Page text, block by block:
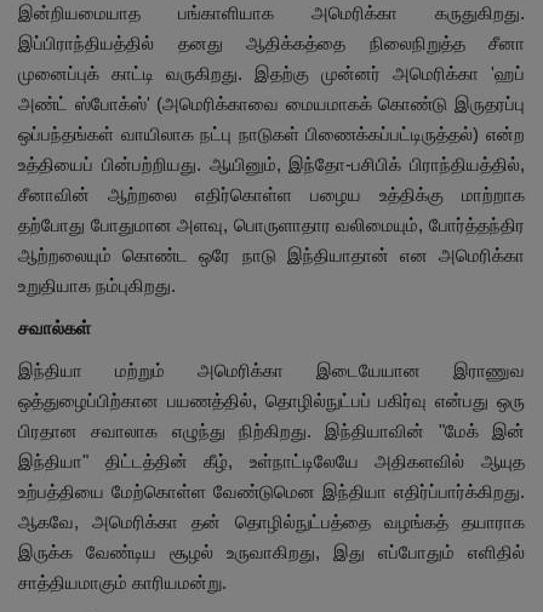
இன்றியமையாத பங்காளியாக அமெரிக்கா கருதுகிறது.
இப்பிராந்தியத்தில் தனது ஆதிக்கத்தை நிலைநிறுத்த சீனா
முனைப்புக் காட்டி வருகிறது. இதற்கு முன்னர் அமெரிக்கா 'ஹப்
அண்ட் ஸ்போக்ஸ்' (அமெரிக்காவை மையமாகக் கொண்டு இருதரப்பு
ஒப்பந்தங்கள் வாயிலாக நட்பு நாடுகள் பிணைக்கப்பட்டிருத்தல்) என்ற
உத்தியைப் பின்பற்றியது. ஆயினும், இந்தோ-பசிபிக் பிராந்தியத்தில்,
சீனாவின் ஆற்றலை எதிர்கொள்ள பழைய உத்திக்கு மாற்றாக
தற்போது போதுமான அளவு, பொருளாதார வலிமையும், போர்த்தந்திர
ஆற்றலையும் கொண்ட ஒரே நாடு இந்தியாதான் என அமெரிக்கா
உறுதியாக நம்புகிறது.
சவால்கள்
இந்தியா மற்றும் அமெரிக்கா இடையேயான இராணுவ
ஒத்துழைப்பிற்கான பயணத்தில், தொழில்நுட்பப் பகிர்வு என்பது ஒரு
பிரதான சவாலாக எழுந்து நிற்கிறது. இந்தியாவின் "மேக் இன்
இந்தியா" திட்டத்தின் கீழ், உள்நாட்டிலேயே அதிகளவில் ஆயுத
உற்பத்தியை மேற்கொள்ள வேண்டுமென இந்தியா எதிர்ப்பார்க்கிறது.
ஆகவே, அமெரிக்கா தன் தொழில்நுட்பத்தை வழங்கத் தயாராக
இருக்க வேண்டிய சூழல் உருவாகிறது, இது எப்போதும் எளிதில்
சாத்தியமாகும் காரியமன்று.